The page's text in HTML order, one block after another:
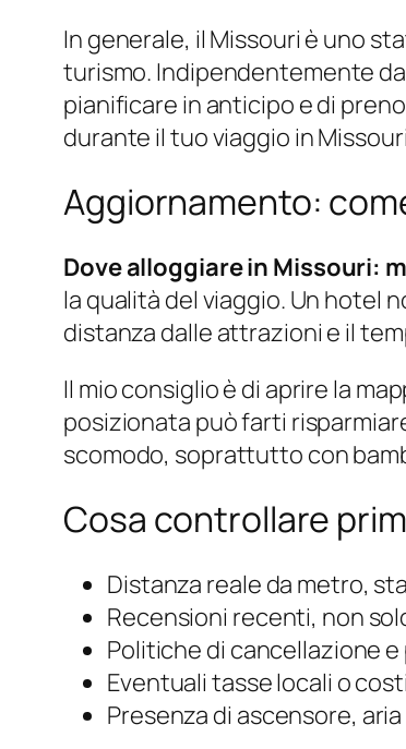
In generale, il Missouri è uno
turismo. Indipendentemente
pianificare in anticipo e di
durante il tuo viaggio in
Aggiornamento:
Dove alloggiare in Missouri:
la qualità del viaggio. Un hotel
distanza dalle attrazioni e il
Il mio consiglio è di aprire la
posizionata può farti
scomodo, soprattutto con
Cosa controllare
Distanza reale da metro,
Recensioni recenti, non
Politiche di cancellazione
Eventuali tasse locali o
Presenza di ascensore,